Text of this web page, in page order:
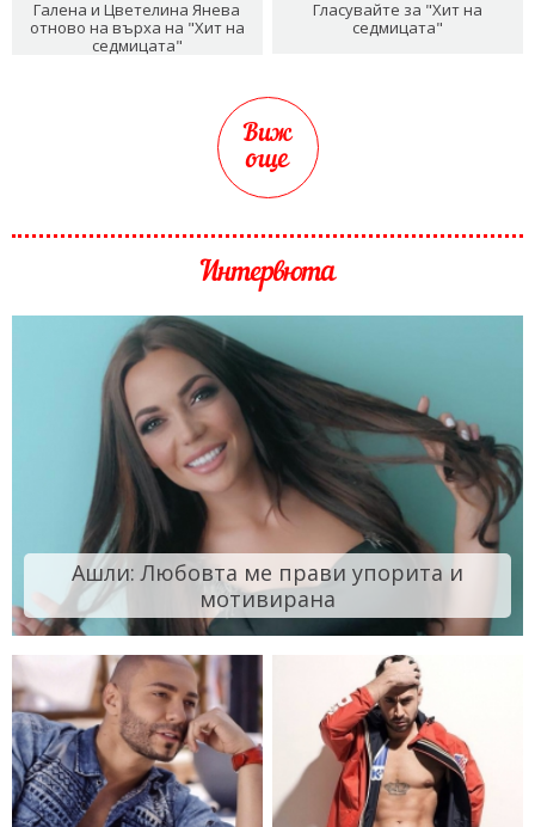
Галена и Цветелина Янева
отново на върха на "Хит на
седмицата"
Гласувайте за "Хит на
седмицата"
Виж
още
Интервюта
Ашли: Любовта ме прави упорита и
мотивирана